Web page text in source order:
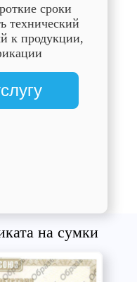
сроки
технический
к продукции,
на сумки